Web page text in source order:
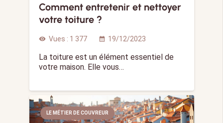
Comment entretenir et nettoyer
votre toiture ?
visibility Vues : 1 377 calendar_month 19/12/2023
La toiture est un élément essentiel de
votre maison. Elle vous…
LE MÉTIER DE COUVREUR